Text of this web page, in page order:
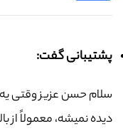
پشتیبانی گفت:
سلام حسن عزیز وقتی
دیده نمیشه، معمولاً از